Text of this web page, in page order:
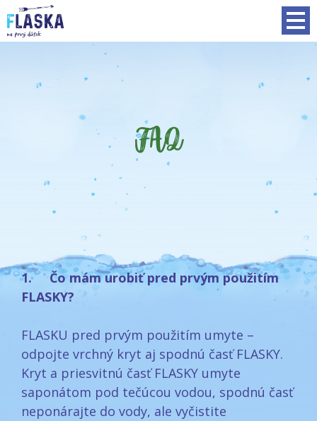
FAQ
1. Čo mám urobiť pred prvým použitím
FLASKY?
FLASKU pred prvým použitím umyte –
odpojte vrchný kryt aj spodnú časť FLASKY.
Kryt a priesvitnú časť FLASKY umyte
saponátom pod tečúcou vodou, spodnú časť
neponárajte do vody, ale vyčistite